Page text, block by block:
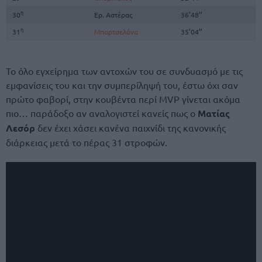
30η Ερ. Αστέρας
36’48’’
31 η Μπαρτσελόνα 35’04’’
Το όλο εγχείρημα των αντοχών του σε συνδυασμό με τις
εμφανίσεις του και την συμπερίληψή του, έστω όχι σαν
πρώτο φαβορί, στην κουβέντα περί MVP γίνεται ακόμα
πιο… παράδοξο αν αναλογιστεί κανείς πως ο Ματίας
Λεσόρ δεν έχει χάσει κανένα παιχνίδι της κανονικής
διάρκειας μετά το πέρας 31 στροφών.